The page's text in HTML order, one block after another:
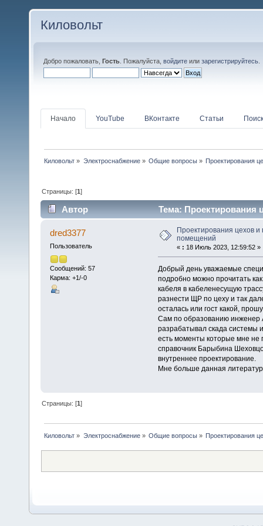
Киловольт
Добро пожаловать, Гость . Пожалуйста, войдите или зарегистрируйтесь
Начало YouTube ВКонтакте Статьи Поиск
Киловольт » Электроснабжение» Общие вопросы» Проектирования
Страницы: [1]
Автор Тема:
dred3377
Пользователь
Сообщений: 57
Карма: +1/-0
Проектирования цехов
помещений
« : 18 Июль 2023, 12:59:52 »
Добрый день уважаемые
подробно можно прочитать
кабеля в кабеленесущую
разнести ЩР по цеху и так
осталась или гост какой,
Сам по образованию
разрабатывал скада системы
есть моменты которые мне не
справочник Барыбина
внутреннее проектирование.
Мне больше данная
Страницы: [1]
Киловольт » Электроснабжение» Общие вопросы» Проектирования